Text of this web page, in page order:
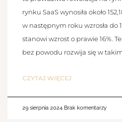
rynku SaaS wynosiła około
w następnym roku wzrosła do
stanowi wzrost o prawie 16%.
bez powodu rozwija się w
CZYTAJ WIĘCEJ
29 sierpnia 2024 Brak komentarzy